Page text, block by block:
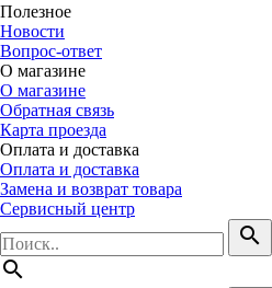
Полезное
Новости
Вопрос-ответ
О магазине
О магазине
Обратная связь
Карта проезда
Оплата и доставка
Оплата и доставка
Замена и возврат товара
Сервисный центр
search
search